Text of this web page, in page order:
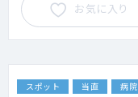
お気に入り
スポット 当直 病院